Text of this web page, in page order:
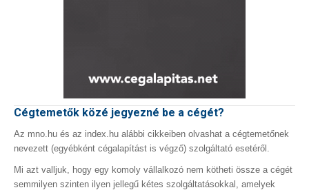
Cégtemetők közé jegyezné be a cégét?
Az mno.hu és az index.hu alábbi cikkeiben olvashat a cégtemetőnek
nevezett (egyébként cégalapítást is végző) szolgáltató esetéről.
Mi azt valljuk, hogy egy komoly vállalkozó nem kötheti össze a cégét
semmilyen szinten ilyen jellegű kétes szolgáltatásokkal, amelyek